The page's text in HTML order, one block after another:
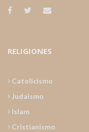
RELIGIONES
Catolicismo
Judaismo
Islam
Cristianismo